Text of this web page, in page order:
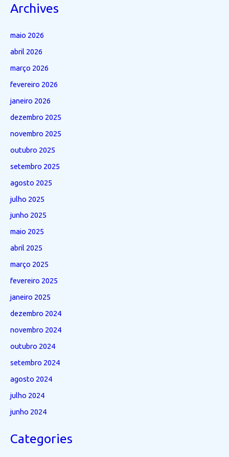
Archives
maio 2026
abril 2026
março 2026
fevereiro 2026
janeiro 2026
dezembro 2025
novembro 2025
outubro 2025
setembro 2025
agosto 2025
julho 2025
junho 2025
maio 2025
abril 2025
março 2025
fevereiro 2025
janeiro 2025
dezembro 2024
novembro 2024
outubro 2024
setembro 2024
agosto 2024
julho 2024
junho 2024
Categories